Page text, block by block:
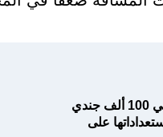
إسرائيل تستدعي 100 ألف جندي
على